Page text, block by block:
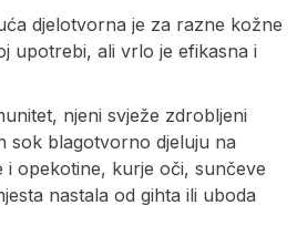
djelotvorna je za razne kožne
upotrebi, ali vrlo je efikasna i
njeni svježe zdrobljeni
sok blagotvorno djeluju na
i opekotine, kurje oči, sunčeve
nastala od gihta ili uboda